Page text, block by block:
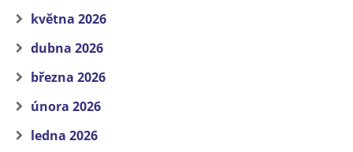
května 2026
dubna 2026
března 2026
února 2026
ledna 2026